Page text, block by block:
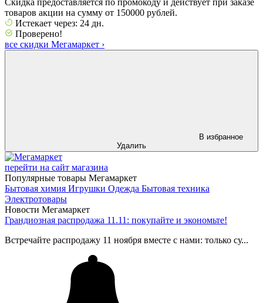
Скидка предоставляется по промокоду и действует при заказе
товаров акции на сумму от 150000 рублей.
Истекает через: 24 дн.
Проверено!
все скидки Мегамаркет ›
В избранное
Удалить
перейти на сайт магазина
Популярные товары Мегамаркет
Бытовая химия Игрушки Одежда Бытовая техника
Электротовары
Новости Мегамаркет
Грандиозная распродажа 11.11: покупайте и экономьте!
Встречайте распродажу 11 ноября вместе с нами: только су...